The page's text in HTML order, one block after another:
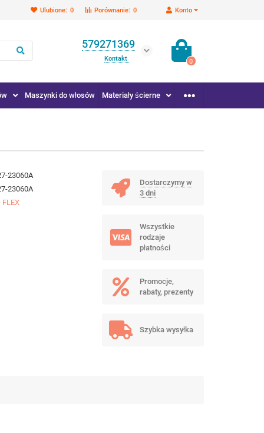
Konto
Porównanie: 0
Ulubione: 0
579271369
Kontakt 0
Maszynki do włosów Materiały ścierne
23060A
23060A
FLEX
Dostarczymy w
3 dni
Wszystkie
rodzaje
płatności
Promocje,
rabaty, prezenty
Szybka wysyłka